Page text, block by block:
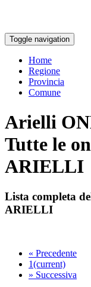
Toggle navigation
Home
Regione
Provincia
Comune
Arielli
Tutte le
ARIELLI
Lista completa
ARIELLI
« Precedente
1(current)
» Successiva